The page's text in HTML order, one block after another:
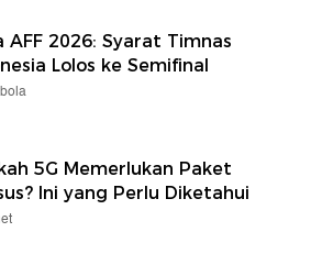
AFF 2026: Syarat Timnas
Lolos ke Semifinal
5G Memerlukan Paket
Ini yang Perlu Diketahui